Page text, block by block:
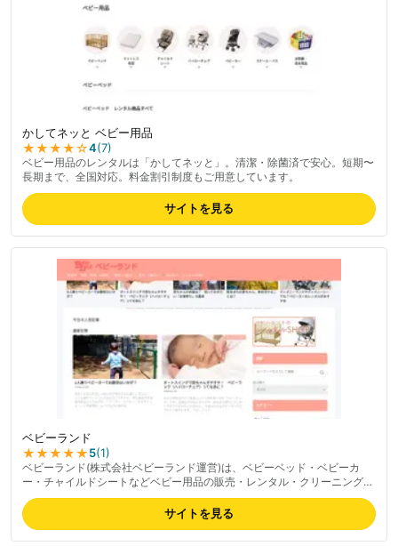
かしてネッと ベビー用品
★★★★☆4(7)
ベビー用品のレンタルは「かしてネッと」。清潔・除菌済で安心。短期〜
長期まで、全国対応。料金割引制度もご用意しています。
サイトを見る
ベビーランド
★★★★★5(1)
ベビーランド(株式会社ベビーランド運営)は、ベビーベッド・ベビーカ
ー・チャイルドシートなどベビー用品の販売・レンタル・クリーニング専
門店。商品の手洗いクリーニング・迅速対応・差額返金などの良心的サー
ビスが好評。子育て情報サイトとして育児ノウハウの発信も行う。2023
年に5,246名規模の個人情報漏洩事故と対応の遅さが指摘された経緯あ
り、個人情報の取り扱いについては最新の対応状況を確認の上利用推奨。
サイトを見る